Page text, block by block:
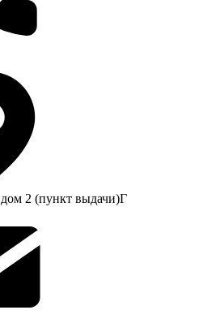
дом 2 (пункт выдачи)Г